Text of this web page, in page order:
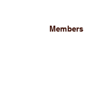
Members